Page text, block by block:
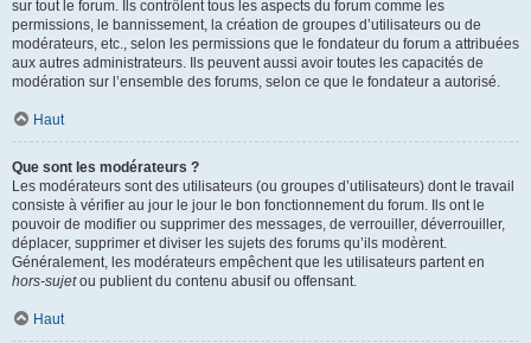
sur tout le forum. Ils contrôlent tous les aspects du forum comme les
permissions, le bannissement, la création de groupes d’utilisateurs ou de
modérateurs, etc., selon les permissions que le fondateur du forum a attribuées
aux autres administrateurs. Ils peuvent aussi avoir toutes les capacités de
modération sur l’ensemble des forums, selon ce que le fondateur a autorisé.
Haut
Que sont les modérateurs ?
Les modérateurs sont des utilisateurs (ou groupes d’utilisateurs) dont le travail
consiste à vérifier au jour le jour le bon fonctionnement du forum. Ils ont le
pouvoir de modifier ou supprimer des messages, de verrouiller, déverrouiller,
déplacer, supprimer et diviser les sujets des forums qu’ils modèrent.
Généralement, les modérateurs empêchent que les utilisateurs partent en
hors-sujetou publient du contenu abusif ou offensant.
Haut